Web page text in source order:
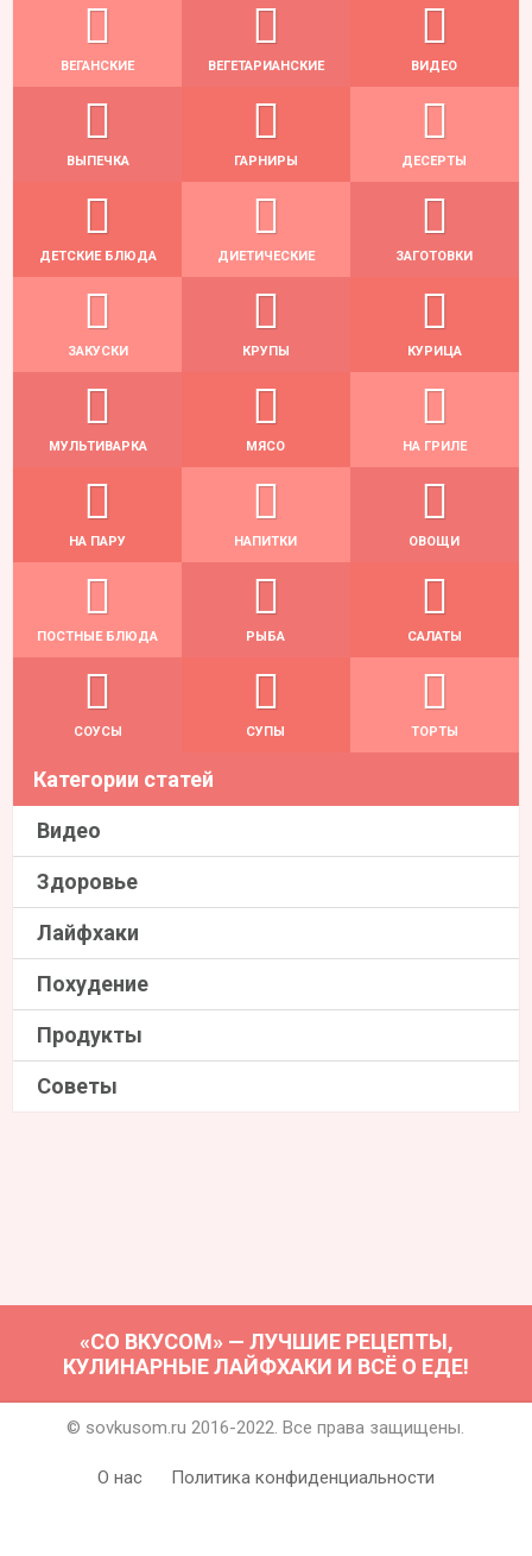
ВЕГАНСКИЕ ВЕГЕТАРИАНСКИЕ ВИДЕО
ВЫПЕЧКА ГАРНИРЫ ДЕСЕРТЫ
ДЕТСКИЕ БЛЮДА ДИЕТИЧЕСКИЕ ЗАГОТОВКИ
ЗАКУСКИ КРУПЫ КУРИЦА
МУЛЬТИВАРКА МЯСО НА ГРИЛЕ
НА ПАРУ НАПИТКИ ОВОЩИ
ПОСТНЫЕ БЛЮДА РЫБА САЛАТЫ
СОУСЫ СУПЫ ТОРТЫ
Категории статей
Видео
Здоровье
Лайфхаки
Похудение
Продукты
Советы
«СО ВКУСОМ» — ЛУЧШИЕ РЕЦЕПТЫ,
КУЛИНАРНЫЕ ЛАЙФХАКИ И ВСЁ О ЕДЕ!
© sovkusom.ru 2016-2022. Все права защищены.
О нас Политика конфиденциальности